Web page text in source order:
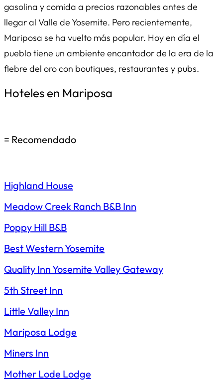
gasolina y comida a precios razonables antes de
llegar al Valle de Yosemite. Pero recientemente,
Mariposa se ha vuelto más popular. Hoy en día el
pueblo tiene un ambiente encantador de la era de la
fiebre del oro con boutiques, restaurantes y pubs.
Hoteles en Mariposa
= Recomendado
Highland House
Meadow Creek Ranch B&B Inn
Poppy Hill B&B
Best Western Yosemite
Quality Inn Yosemite Valley Gateway
5th Street Inn
Little Valley Inn
Mariposa Lodge
Miners Inn
Mother Lode Lodge